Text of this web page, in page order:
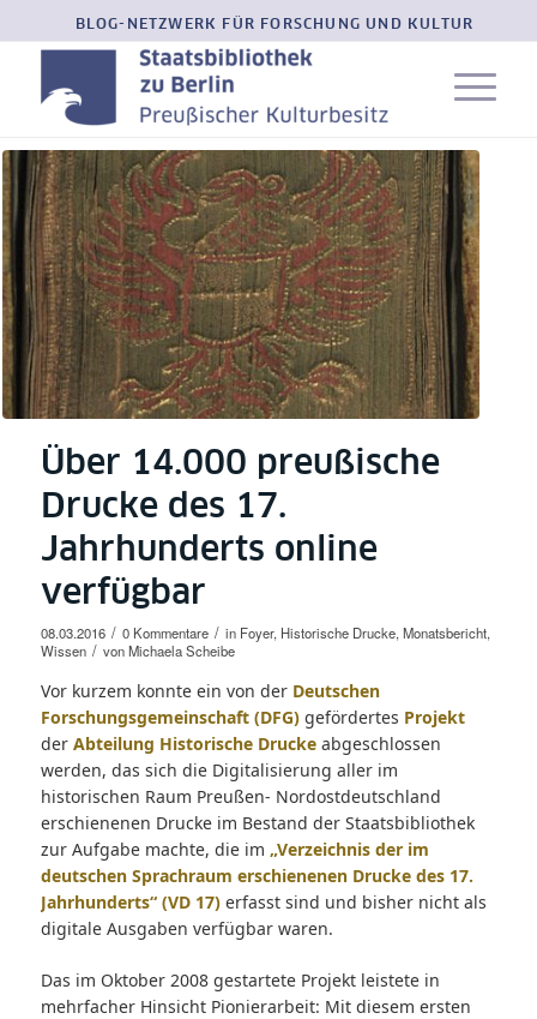
BLOG-NETZWERK FÜR FORSCHUNG UND KULTUR
Über 14.000 preußische
Drucke des 17.
Jahrhunderts online
verfügbar
08.03.2016 / 0 Kommentare / in Foyer, Historische Drucke, Monatsbericht,
Wissen / vonMichaela Scheibe
Vor kurzem konnte ein von der Deutschen
Forschungsgemeinschaft (DFG)gefördertes Projekt
der Abteilung Historische Druckeabgeschlossen
werden, das sich die Digitalisierung aller im
historischen Raum Preußen- Nordostdeutschland
erschienenen Drucke im Bestand der Staatsbibliothek
zur Aufgabe machte, die im „Verzeichnis der im
deutschen Sprachraum erschienenen Drucke des 17.
Jahrhunderts“ (VD 17)erfasst sind und bisher nicht als
digitale Ausgaben verfügbar waren.
Das im Oktober 2008 gestartete Projekt leistete in
mehrfacher Hinsicht Pionierarbeit: Mit diesem ersten